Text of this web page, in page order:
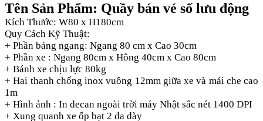
Tên Sản Phẩm: Quầy bán vé số lưu động
Kích Thước: W80 x H180cm
Quy Cách Kỹ Thuật:
+ Phần bảng ngang: Ngang 80 cm x Cao 30cm
+ Phần xe : Ngang 80cm x Hông 40cm x Cao 80cm
+ Bánh xe chịu lực 80kg
+ Hai thanh chống inox vuông 12mm giữa xe và mái che cao
1m
+ Hình ảnh : In decan ngoài trời máy Nhật sắc nét 1400 DPI
+ Xung quanh xe ốp bạt 2 da dày